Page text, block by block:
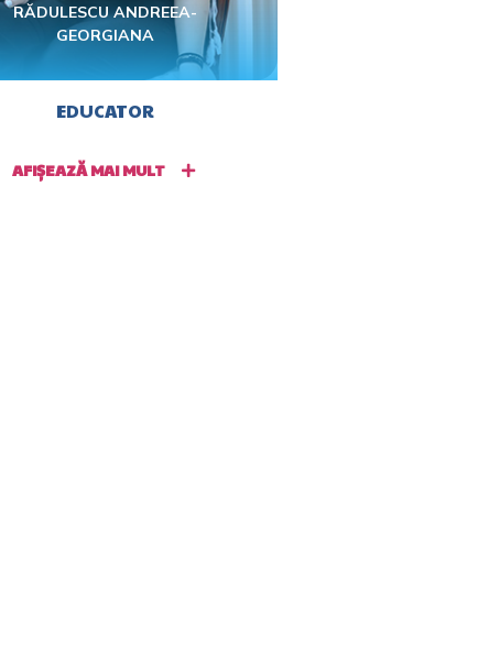
RĂDULESCU ANDREEA-
GEORGIANA
EDUCATOR
AFIȘEAZĂ MAI MULT